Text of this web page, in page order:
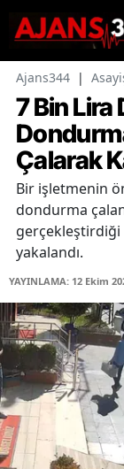
Ajans344 |
7 Bin
Çalarak
Bir işletmenin
dondurma
gerçekleştirdiği
yakalandı.
YAYINLAMA: 12 Ekim